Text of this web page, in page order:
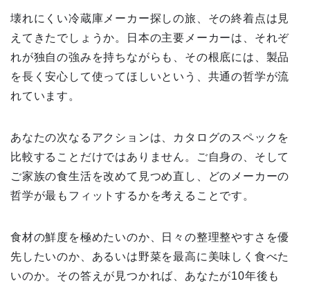
壊れにくい冷蔵庫メーカー探しの旅、その終着点は見
えてきたでしょうか。日本の主要メーカーは、それぞ
れが独自の強みを持ちながらも、その根底には、製品
を長く安心して使ってほしいという、共通の哲学が流
れています。
あなたの次なるアクションは、カタログのスペックを
比較することだけではありません。ご自身の、そして
ご家族の食生活を改めて見つめ直し、どのメーカーの
哲学が最もフィットするかを考えることです。
食材の鮮度を極めたいのか、日々の整理整やすさを優
先したいのか、あるいは野菜を最高に美味しく食べた
いのか。その答えが見つかれば、あなたが10年後も